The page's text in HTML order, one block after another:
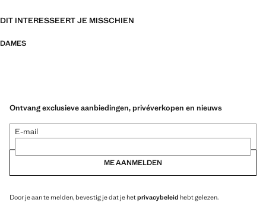
DIT INTERESSEERT JE MISSCHIEN
DAMES
Ontvang exclusieve aanbiedingen, privéverkopen en nieuws
E-mail
ME AANMELDEN
Door je aan te melden, bevestig je dat je hetprivacybeleid hebt gelezen.